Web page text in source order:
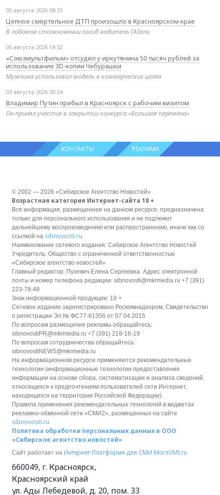
05 августа 2026 08:33
Цепное смертельное ДТП произошло в Красноярском крае
В лобовом столкновении погиб водитель ГАЗели
05 августа 2026 18:32
«Союзмультфильм» отсудил у иркутянина 50 тысяч рублей за
использование 3D-копии Чебурашки
Мужчина использовал модель в коммерческих целях
03 августа 2026 20:24
Владимир Путин прибыл в Красноярск с рабочим визитом
Он принял участие в закрытии конкурса «Большая перемена»
КОНТАКТЫ РЕКЛАМА
© 2002 — 2026 «Сибирское Агентство Новостей»
Возрастная категория Интернет-сайта 18 +
Вся информация, размещенная на данном ресурсе, предназначена
только для персонального использования и не подлежит
дальнейшему воспроизведению или распространению, иначе как со
ссылкой на sibnovosti.ru.
Наименование сетевого издания: Сибирское Агентство Новостей
Учредитель: Общество с ограниченной ответственностью
«Сибирское агентство новостей»
Главный редактор: Пузевич Елена Сергеевна. Адрес электронной
почты и номер телефона редакции: sibnovosti@mkrmedia.ru +7 (391)
223-78-48
Знак информационной продукции: 18 +
Сетевое издание зарегистрировано Роскомнадзором, Свидетельство
о регистрации Эл № ФС77-61356 от 07.04.2015
По вопросам размещения рекламы обращайтесь:
sibnovostiPR@mkrmedia.ru +7 (391) 219-16-19
По вопросам сотрудничества обращайтесь:
sibnovostiNEWS@mkrmedia.ru
На информационном ресурсе применяются рекомендательные
технологии (информационные технологии предоставления
информации на основе сбора, систематизации и анализа сведений,
относящихся к предпочтениям пользователей сети Интернет,
находящихся на территории Российской Федерации).
Правила применения рекомендательных технологий в виджетах
рекламно-обменной сети «СМИ2», размещенных на сайте
sibnovosti.ru
Политика обработки персональных данных в ООО
«Сибирское агентство новостей»
Сайт работает на Интернет-Платформе для СМИ MoreSMI.ru
660049, г. Красноярск,
Красноярский край
ул. Ады Лебедевой, д. 20, пом. 33